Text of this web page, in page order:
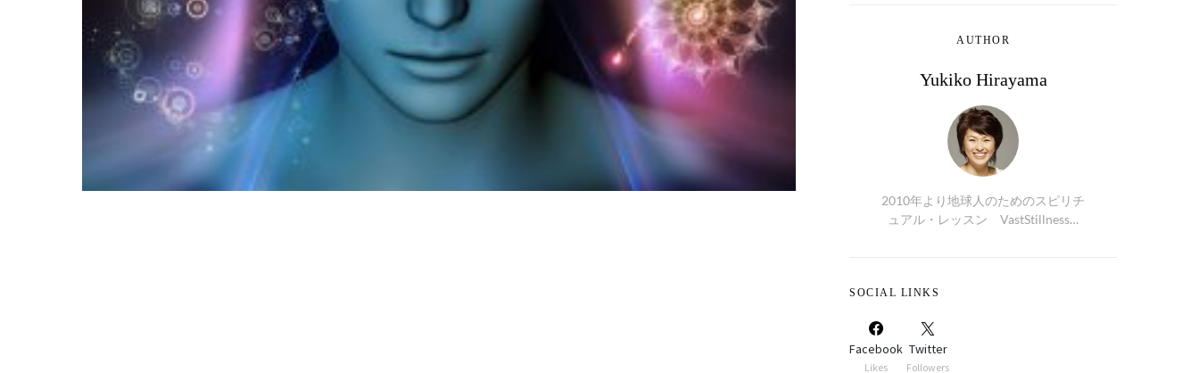
AUTHOR
Yukiko Hirayama
2010年より地球人のためのスピリチ
ュアル・レッスン VastStillness…
SOCIAL LINKS
Facebook
Likes
Twitter
Followers